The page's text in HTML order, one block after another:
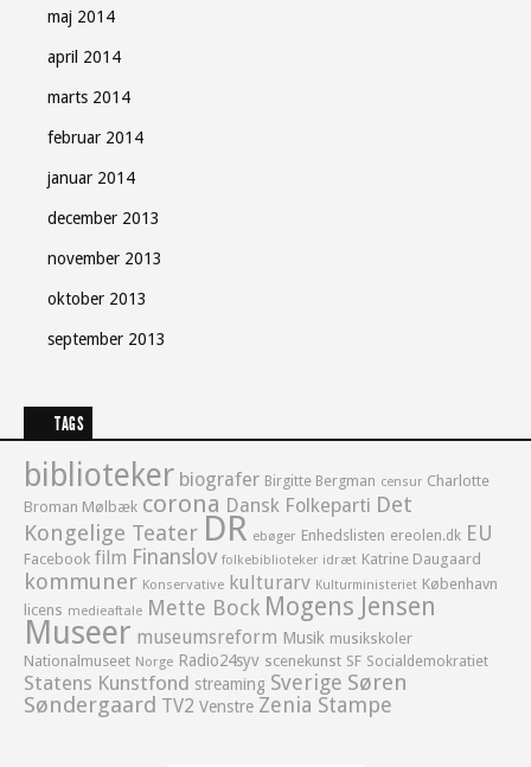
maj 2014
april 2014
marts 2014
februar 2014
januar 2014
december 2013
november 2013
oktober 2013
september 2013
TAGS
biblioteker biografer Birgitte Bergman censur Charlotte
Broman Mølbæk corona Dansk Folkeparti Det
Kongelige Teater DR ebøger Enhedslisten ereolen.dk EU
Facebook film Finanslov folkebiblioteker idræt Katrine Daugaard
kommuner Konservative kulturarv Kulturministeriet København
licens medieaftale Mette Bock Mogens Jensen
Museer museumsreform Musik musikskoler
Nationalmuseet Norge Radio24syv scenekunst SF Socialdemokratiet
Statens Kunstfond streaming Sverige Søren
Søndergaard TV2 Venstre Zenia Stampe